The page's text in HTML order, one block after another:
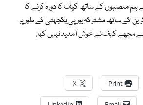
ہم منصبوں کے ساتھ کیف کا دورہ کرنے کا
کے ساتھ مشترکہ یورپی یکجہتی کے طور پر
مجھے کیف نے خوش آمدید نہیں کہا.
Print
X